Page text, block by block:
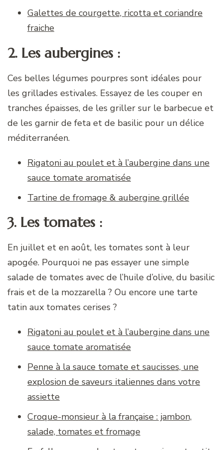
Galettes de courgette, ricotta et coriandre
fraiche
2. Les aubergines :
Ces belles légumes pourpres sont idéales pour
les grillades estivales. Essayez de les couper en
tranches épaisses, de les griller sur le barbecue et
de les garnir de feta et de basilic pour un délice
méditerranéen.
Rigatoni au poulet et à l’aubergine dans une
sauce tomate aromatisée
Tartine de fromage & aubergine grillée
3. Les tomates :
En juillet et en août, les tomates sont à leur
apogée. Pourquoi ne pas essayer une simple
salade de tomates avec de l’huile d’olive, du basilic
frais et de la mozzarella ? Ou encore une tarte
tatin aux tomates cerises ?
Rigatoni au poulet et à l’aubergine dans une
sauce tomate aromatisée
Penne à la sauce tomate et saucisses, une
explosion de saveurs italiennes dans votre
assiette
Croque-monsieur à la française : jambon,
salade, tomates et fromage